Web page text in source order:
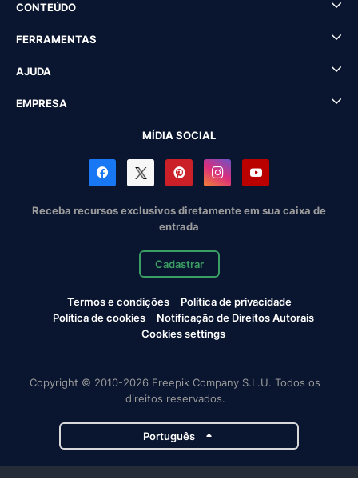
CONTEÚDO
FERRAMENTAS
AJUDA
EMPRESA
MÍDIA SOCIAL
Receba recursos exclusivos diretamente em sua caixa de
entrada
Cadastrar
Termos e condições
Política de privacidade
Política de cookies
Notificação de Direitos Autorais
Cookies settings
Copyright © 2010-2026 Freepik Company S.L.U. Todos os
direitos reservados.
Português